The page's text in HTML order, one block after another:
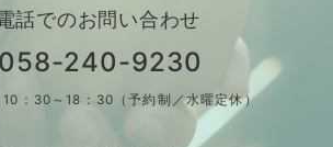
話でのお問い合わせ
058-240-9230
10：30～18：30（予約制／水曜定休）